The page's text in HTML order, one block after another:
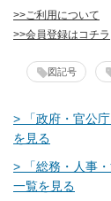
>>ご利用について
>>会員登録はコチラ
図記号
> 「政府・官公
を見る
> 「総務・人事
一覧を見る